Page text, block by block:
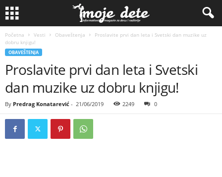
Početna Vesti Obaveštenja
Proslavite prvi dan leta i Svetski dan muzike uz
dobru knjigu!
OBAVEŠTENJA
Proslavite prvi dan leta i Svetski
dan muzike uz dobru knjigu!
By Predrag Konatarević - 21/06/2019 2249 0